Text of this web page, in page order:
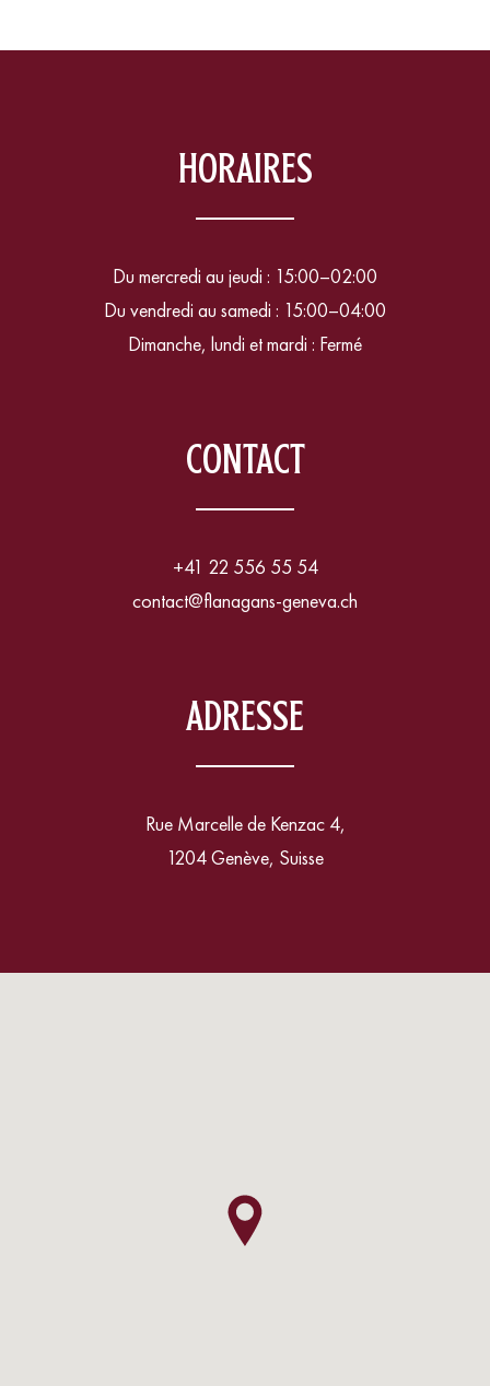
HORAIRES
Du mercredi au jeudi : 15:00–02:00
Du vendredi au samedi : 15:00–04:00
Dimanche, lundi et mardi : Fermé
CONTACT
+41 22 556 55 54
contact@flanagans-geneva.ch
ADRESSE
Rue Marcelle de Kenzac 4,
1204 Genève, Suisse